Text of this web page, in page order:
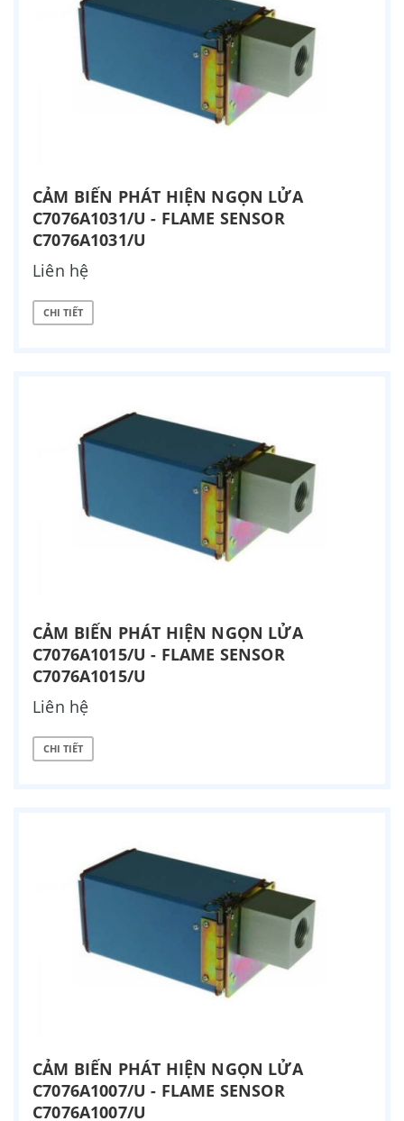
CẢM BIẾN PHÁT HIỆN NGỌN LỬA
C7076A1031/U - FLAME SENSOR
C7076A1031/U
Liên hệ
CHI TIẾT
CẢM BIẾN PHÁT HIỆN NGỌN LỬA
C7076A1015/U - FLAME SENSOR
C7076A1015/U
Liên hệ
CHI TIẾT
CẢM BIẾN PHÁT HIỆN NGỌN LỬA
C7076A1007/U - FLAME SENSOR
C7076A1007/U